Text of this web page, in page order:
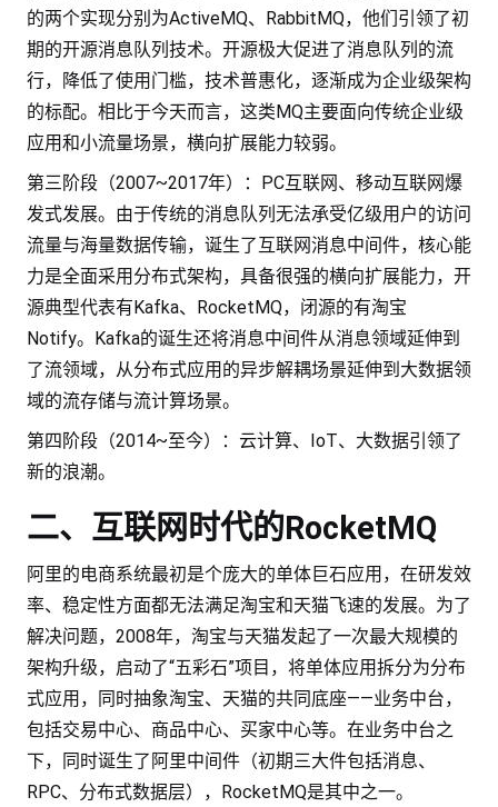
的两个实现分别为ActiveMQ、RabbitMQ，他们引领了初
期的开源消息队列技术。开源极大促进了消息队列的流
行，降低了使用门槛，技术普惠化，逐渐成为企业级架构
的标配。相比于今天而言，这类MQ主要面向传统企业级
应用和小流量场景，横向扩展能力较弱。
第三阶段（2007~2017年）：PC互联网、移动互联网爆
发式发展。由于传统的消息队列无法承受亿级用户的访问
流量与海量数据传输，诞生了互联网消息中间件，核心能
力是全面采用分布式架构，具备很强的横向扩展能力，开
源典型代表有Kafka、RocketMQ，闭源的有淘宝
Notify。Kafka的诞生还将消息中间件从消息领域延伸到
了流领域，从分布式应用的异步解耦场景延伸到大数据领
域的流存储与流计算场景。
第四阶段（2014~至今）：云计算、IoT、大数据引领了
新的浪潮。
二、互联网时代的RocketMQ
阿里的电商系统最初是个庞大的单体巨石应用，在研发效
率、稳定性方面都无法满足淘宝和天猫飞速的发展。为了
解决问题，2008年，淘宝与天猫发起了一次最大规模的
架构升级，启动了“五彩石”项目，将单体应用拆分为分布
式应用，同时抽象淘宝、天猫的共同底座——业务中台，
包括交易中心、商品中心、买家中心等。在业务中台之
下，同时诞生了阿里中间件（初期三大件包括消息、
RPC、分布式数据层），RocketMQ是其中之一。